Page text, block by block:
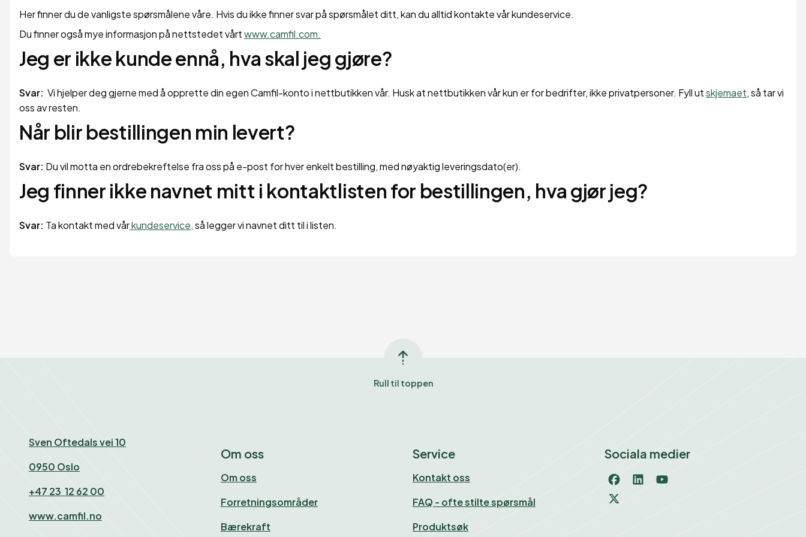
Her finner du de vanligste spørsmålene våre. Hvis du ikke finner svar på spørsmålet ditt, kan du alltid kontakte vår kundeservice.
Du finner også mye informasjon på nettstedet vårtwww.camfil.com.
Jeg er ikke kunde ennå, hva skal jeg gjøre?
Svar: Vi hjelper deg gjerne med å opprette din egen Camfil-konto i nettbutikken vår. Husk at nettbutikken vår kun er for bedrifter, ikke privatpersoner. Fyll utskjemaet, så tar vi
oss av resten.
Når blir bestillingen min levert?
Svar: Du vil motta en ordrebekreftelse fra oss på e-post for hver enkelt bestilling, med nøyaktig leveringsdato(er).
Jeg finner ikke navnet mitt i kontaktlisten for bestillingen, hva gjør jeg?
Svar: Ta kontakt med vårkundeservice,så legger vi navnet ditt til i listen.
Rull til toppen
Sven Oftedals vei 10
0950 Oslo
+47 23 12 62 00
www.camfil.no
om oss
Om oss
Forretningsområder
Bærekraft
service
Kontakt oss
FAQ - ofte stilte spørsmål
Produktsøk
sociala medier